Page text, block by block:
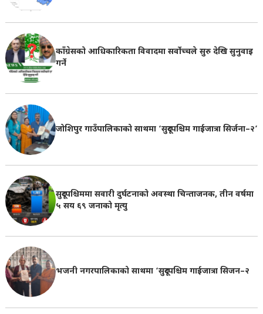
काँग्रेसको आधिकारिकता विवादमा सर्वोच्चले सुरु देखि सुनुवाइ
गर्ने
जोशिपुर गाउँपालिकाको साथमा ‘सुदूरपश्चिम गाईजात्रा सिर्जना–२’
सुदूरपश्चिममा सवारी दुर्घटनाको अवस्था चिन्ताजनक, तीन वर्षमा
५ सय ६९ जनाको मृत्यु
भजनी नगरपालिकाको साथमा ‘सुदूरपश्चिम गाईजात्रा सिजन–२